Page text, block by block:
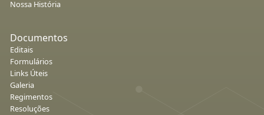
Nossa História
Documentos
Editais
Formulários
Links Úteis
Galeria
Regimentos
Resoluções